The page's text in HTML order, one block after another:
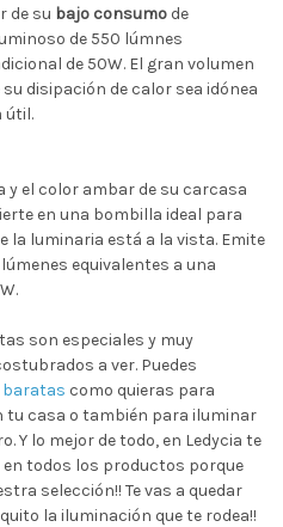
de su bajo consumo de
de 550 lúmnes
de 50W. El gran volumen
disipación de calor sea idónea
útil.
y el color ambar de su carcasa
en una bombilla ideal para
luminaria está a la vista. Emite
equivalentes a una
son especiales y muy
a ver. Puedes
baratas como quieras para
tu casa o también para iluminar
Y lo mejor de todo, en Ledycia te
todos los productos porque
selección!! Te vas a quedar
la iluminación que te rodea!!